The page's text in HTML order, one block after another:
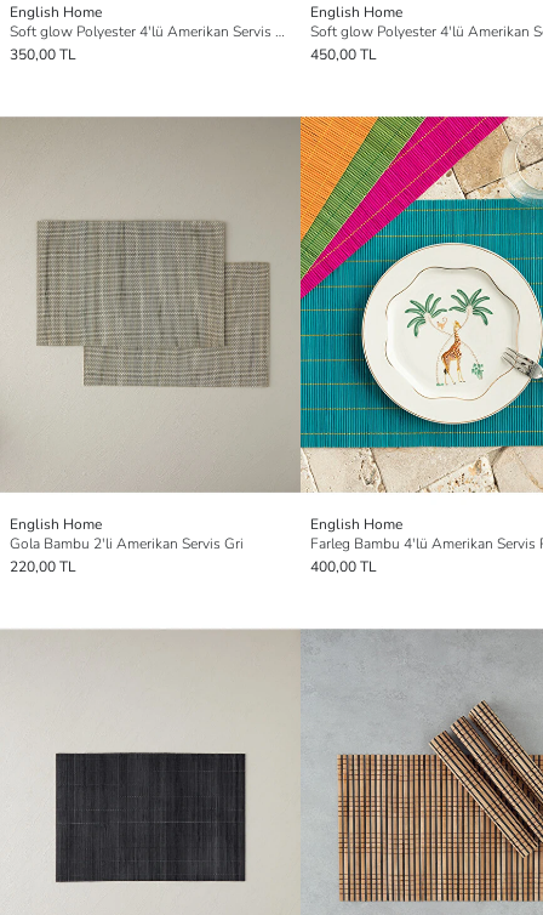
English Home
Soft glow Polyester 4'lü Amerikan Servis 30x45 cm Beyaz
350,00 TL
English Home
450,00 TL
English Home
Gola Bambu 2'li Amerikan Servis Gri
220,00 TL
English Home
Farleg Bambu 4'lü Amerikan Servis
400,00 TL